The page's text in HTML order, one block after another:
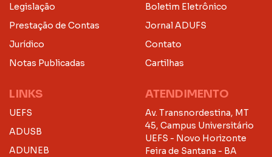
Legislação
Prestação de Contas
Jurídico
Notas Publicadas
Boletim Eletrônico
Jornal ADUFS
Contato
Cartilhas
LINKS
UEFS
ADUSB
ADUNEB
ATENDIMENTO
Av. Transnordestina, MT
45, Campus Universitário
UEFS - Novo Horizonte
Feira de Santana - BA